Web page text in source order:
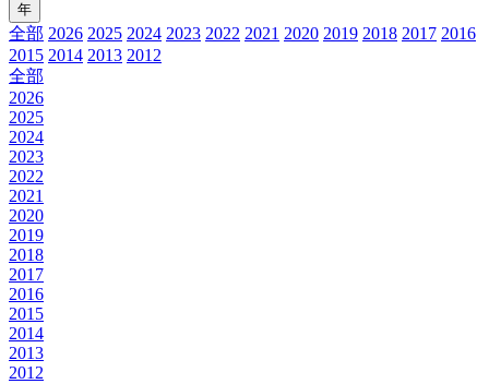
年
全部 2026 2025 2024 2023 2022 2021 2020 2019 2018 2017 2016
2015 2014 2013 2012
全部
2026
2025
2024
2023
2022
2021
2020
2019
2018
2017
2016
2015
2014
2013
2012